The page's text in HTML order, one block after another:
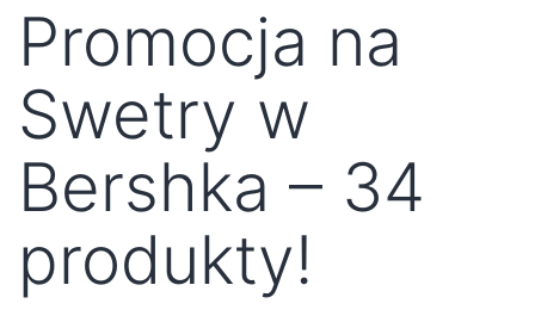
Promocja na
Swetry w
Bershka – 34
produkty!